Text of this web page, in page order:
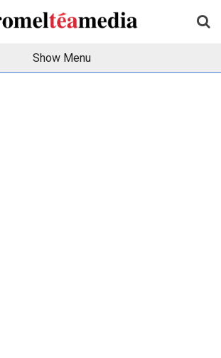
Show Menu